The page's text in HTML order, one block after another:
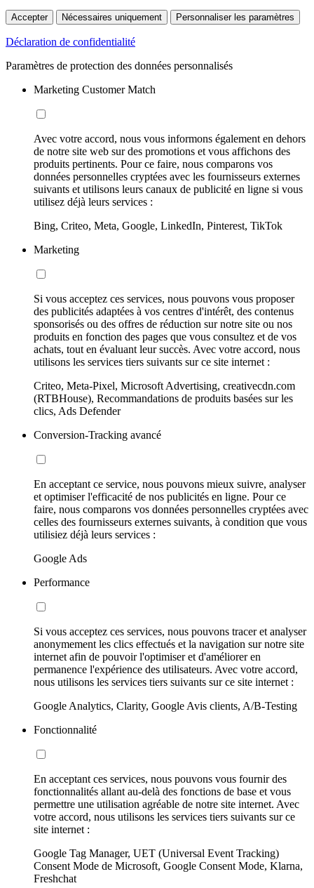
Accepter Nécessaires uniquement Personnaliser les paramètres
Déclaration de confidentialité
Paramètres de protection des données personnalisés
Marketing Customer Match
Avec votre accord, nous vous informons également en dehors
de notre site web sur des promotions et vous affichons des
produits pertinents. Pour ce faire, nous comparons vos
données personnelles cryptées avec les fournisseurs externes
suivants et utilisons leurs canaux de publicité en ligne si vous
utilisez déjà leurs services :
Bing, Criteo, Meta, Google, LinkedIn, Pinterest, TikTok
Marketing
Si vous acceptez ces services, nous pouvons vous proposer
des publicités adaptées à vos centres d'intérêt, des contenus
sponsorisés ou des offres de réduction sur notre site ou nos
produits en fonction des pages que vous consultez et de vos
achats, tout en évaluant leur succès. Avec votre accord, nous
utilisons les services tiers suivants sur ce site internet :
Criteo, Meta-Pixel, Microsoft Advertising, creativecdn.com
(RTBHouse), Recommandations de produits basées sur les
clics, Ads Defender
Conversion-Tracking avancé
En acceptant ce service, nous pouvons mieux suivre, analyser
et optimiser l'efficacité de nos publicités en ligne. Pour ce
faire, nous comparons vos données personnelles cryptées avec
celles des fournisseurs externes suivants, à condition que vous
utilisiez déjà leurs services :
Google Ads
Performance
Si vous acceptez ces services, nous pouvons tracer et analyser
anonymement les clics effectués et la navigation sur notre site
internet afin de pouvoir l'optimiser et d'améliorer en
permanence l'expérience des utilisateurs. Avec votre accord,
nous utilisons les services tiers suivants sur ce site internet :
Google Analytics, Clarity, Google Avis clients, A/B-Testing
Fonctionnalité
En acceptant ces services, nous pouvons vous fournir des
fonctionnalités allant au-delà des fonctions de base et vous
permettre une utilisation agréable de notre site internet. Avec
votre accord, nous utilisons les services tiers suivants sur ce
site internet :
Google Tag Manager, UET (Universal Event Tracking)
Consent Mode de Microsoft, Google Consent Mode, Klarna,
Freshchat